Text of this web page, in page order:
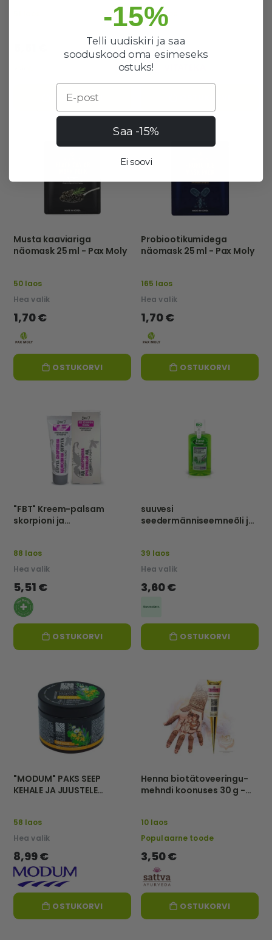
OSTUKORVI
VITATEKA
1706 laos
Hea valik
8,90 €
Musta kaaviariga
näomask 25 ml - Pax Moly
50 laos
Hea valik
1,70 €
OSTUKORVI
Probiootikumidega
näomask 25 ml - Pax Moly
165 laos
Hea valik
1,70 €
OSTUKORVI
"FBT" Kreem-palsam
skorpioni ja
88 laos
Hea valik
5,51 €
OSTUKORVI
suuvesi
seedermänniseemneõli ja
39 laos
Hea valik
3,60 €
OSTUKORVI
"MODUM" PAKS SEEP
KEHALE JA JUUSTELE
58 laos
Hea valik
8,99 €
OSTUKORVI
Henna biotätoveeringu-
mehndi koonuses 30 g -
10 laos
Populaarne toode
3,50 €
OSTUKORVI
-15%
Telli uudiskiri ja saa
sooduskood oma esimeseks
ostuks!
Saa -15%
Ei soovi